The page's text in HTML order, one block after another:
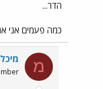
הדר...
כמה פעמים אני
מ